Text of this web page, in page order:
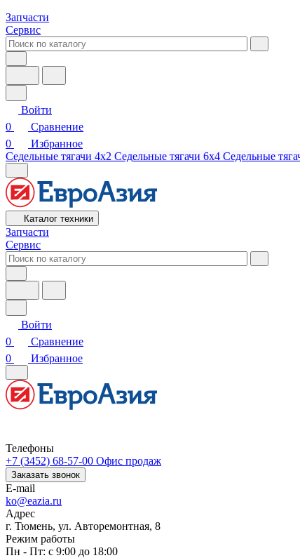
Запчасти
Сервис
Войти
0
Сравнение
0
Избранное
Седельные тягачи 4х2 Седельные тягачи 6х4 Седельные
Каталог техники
Запчасти
Сервис
Войти
0
Сравнение
0
Избранное
Телефоны
+7 (3452) 68-57-00 Офис продаж
Заказать звонок
E-mail
ko@eazia.ru
Адрес
г. Тюмень, ул. Авторемонтная, 8
Режим работы
Пн - Пт: с 9:00 до 18:00